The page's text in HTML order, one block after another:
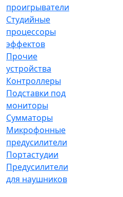
проигрыватели
Студийные
процессоры
эффектов
Прочие
устройства
Контроллеры
Подставки под
мониторы
Сумматоры
Микрофонные
предусилители
Портастудии
Предусилители
для наушников